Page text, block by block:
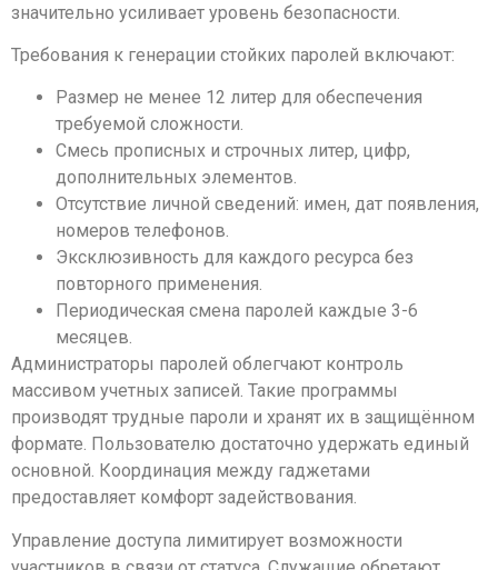
значительно усиливает уровень безопасности.
Требования к генерации стойких паролей включают:
Размер не менее 12 литер для обеспечения
требуемой сложности.
Смесь прописных и строчных литер, цифр,
дополнительных элементов.
Отсутствие личной сведений: имен, дат появления,
номеров телефонов.
Эксклюзивность для каждого ресурса без
повторного применения.
Периодическая смена паролей каждые 3-6
месяцев.
Администраторы паролей облегчают контроль
массивом учетных записей. Такие программы
производят трудные пароли и хранят их в защищённом
формате. Пользователю достаточно удержать единый
основной. Координация между гаджетами
предоставляет комфорт задействования.
Управление доступа лимитирует возможности